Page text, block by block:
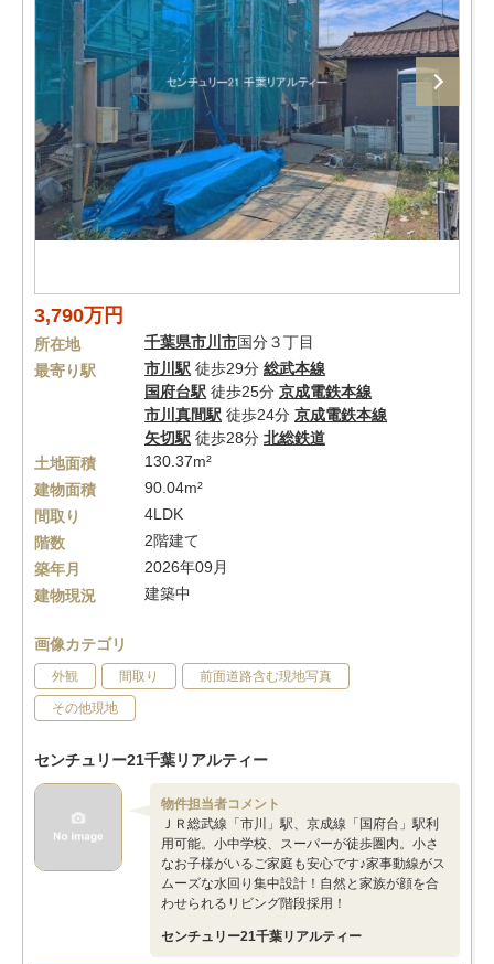
3,790万円
所在地 千葉県市川市国分３丁目
最寄り駅
市川駅 徒歩29分 総武本線
国府台駅 徒歩25分 京成電鉄本線
市川真間駅 徒歩24分 京成電鉄本線
矢切駅 徒歩28分 北総鉄道
土地面積
130.37m²
建物面積
90.04m²
間取り
4LDK
階数
2階建て
築年月
2026年09月
建物現況
建築中
画像カテゴリ
外観 間取り 前面道路含む現地写真
その他現地
センチュリー21千葉リアルティー
物件担当者コメント
ＪＲ総武線「市川」駅、京成線「国府台」駅利
用可能。小中学校、スーパーが徒歩圏内。小さ
なお子様がいるご家庭も安心です♪家事動線がス
ムーズな水回り集中設計！自然と家族が顔を合
わせられるリビング階段採用！
センチュリー21千葉リアルティー